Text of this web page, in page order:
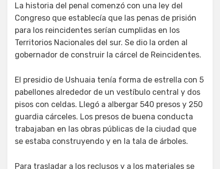
La historia del penal comenzó con una ley del
Congreso que establecía que las penas de prisión
para los reincidentes serían cumplidas en los
Territorios Nacionales del sur. Se dio la orden al
gobernador de construir la cárcel de Reincidentes.
El presidio de Ushuaia tenía forma de estrella con 5
pabellones alrededor de un vestíbulo central y dos
pisos con celdas. Llegó a albergar 540 presos y 250
guardia cárceles. Los presos de buena conducta
trabajaban en las obras públicas de la ciudad que
se estaba construyendo y en la tala de árboles.
Para trasladar a los reclusos y a los materiales se